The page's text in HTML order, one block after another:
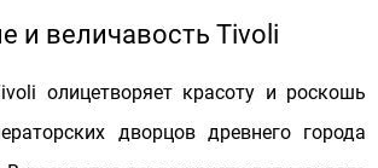
и величавость Tivoli
олицетворяет красоту и роскошь
дворцов древнего города